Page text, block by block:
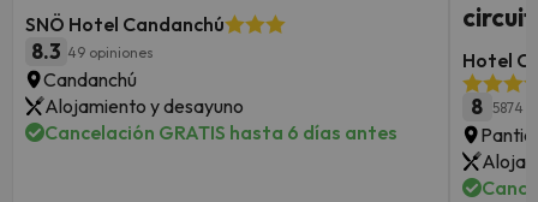
SNÖ Hotel Candanchú
8.3 49 opiniones
Candanchú
Alojamiento y desayuno
Cancelación GRATIS hasta 6 días antes
Hotel
8 5874